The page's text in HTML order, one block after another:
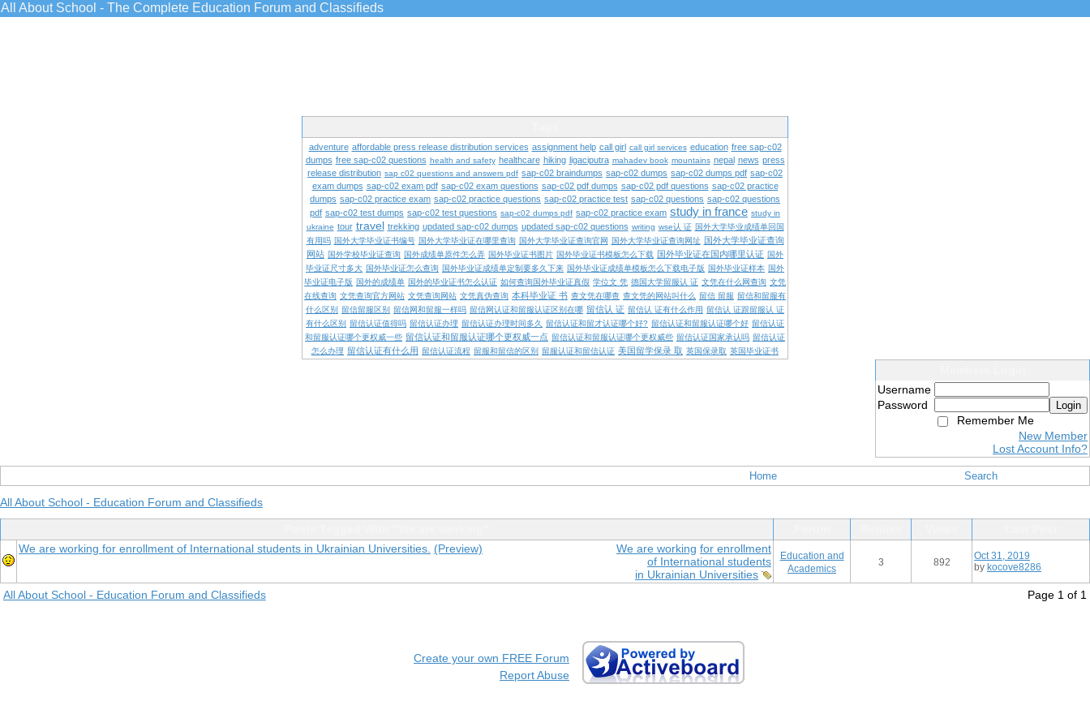
All About School - The Complete Education Forum and Classifieds
adventure affordable press release distribution services assignment help call girl call girl services education free sap-c02
dumps free sap-c02 questions health and safety healthcare hiking ligaciputra mahadev book mountains nepal news press
release distribution sap c02 questions and answers pdf sap-c02 braindumps sap-c02 dumps sap-c02 dumps pdf sap-c02
exam dumps sap-c02 exam pdf sap-c02 exam questions sap-c02 pdf dumps sap-c02 pdf questions sap-c02 practice
dumps sap-c02 practice exam sap-c02 practice questions sap-c02 practice test sap-c02 questions sap-c02 questions
pdf sap-c02 test dumps sap-c02 test questions sap-c02 dumps pdf sap-c02 practice exam study in france study in
ukraine tour travel trekking updated sap-c02 dumps updated sap-c02 questions writing wse认 证 国外大学毕业成绩单回国
有用吗 国外大学毕业证书编号 国外大学毕业证在哪里查询 国外大学毕业证查询官网 国外大学毕业证查询网址 国外大学毕业证查询
网站 国外学校毕业证查询 国外成绩单原件怎么弄 国外毕业证书图片 国外毕业证书模板怎么下载 国外毕业证在国内哪里认证 国外
毕业证尺寸多大 国外毕业证怎么查询 国外毕业证成绩单定制要多久下来 国外毕业证成绩单模板怎么下载电子版 国外毕业证样本 国外
毕业证电子版 国外的成绩单 国外的毕业证书怎么认证 如何查询国外毕业证真假 学位文 凭 德国大学留服认 证 文凭在什么网查询 文凭
在线查询 文凭查询官方网站 文凭查询网站 文凭真伪查询 本科毕业证 书 查文凭在哪查 查文凭的网站叫什么 留信 留服 留信和留服有
什么区别 留信留服区别 留信网和留服一样吗 留信网认证和留服认证区别在哪 留信认 证 留信认 证有什么作用 留信认 证跟留服认 证
有什么区别 留信认证值得吗 留信认证办理 留信认证办理时间多久 留信认证和留才认证哪个好? 留信认证和留服认证哪个好 留信认证
和留服认证哪个更权威一些 留信认证和留服认证哪个更权威一点 留信认证和留服认证哪个更权威些 留信认证国家承认吗 留信认证
怎么办理 留信认证有什么用 留信认证流程 留服和留信的区别 留服认证和留信认证 美国留学保录 取 英国保录取 英国毕业证书
Username
Password
Login
Remember Me
New Member
Lost Account Info?
Home Search
All About School - Education Forum and Classifieds
We are working for enrollment
of International students
in Ukrainian Universities
We are working for enrollment of International students in Ukrainian Universities. (Preview)
Education and
Academics
3 892
Oct 31, 2019
by kocove8286
All About School - Education Forum and Classifieds Page 1 of 1
Create your own FREE Forum
Report Abuse